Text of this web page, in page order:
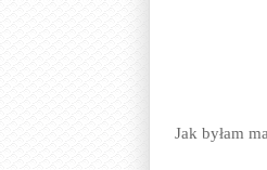
Jak byłam